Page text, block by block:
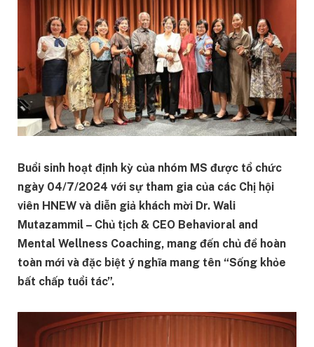
Buổi sinh hoạt định kỳ của nhóm MS được tổ chức
ngày 04/7/2024 với sự tham gia của các Chị hội
viên HNEW và diễn giả khách mời Dr. Wali
Mutazammil – Chủ tịch & CEO Behavioral and
Mental Wellness Coaching, mang đến chủ đề hoàn
toàn mới và đặc biệt ý nghĩa mang tên “Sống khỏe
bất chấp tuổi tác”.